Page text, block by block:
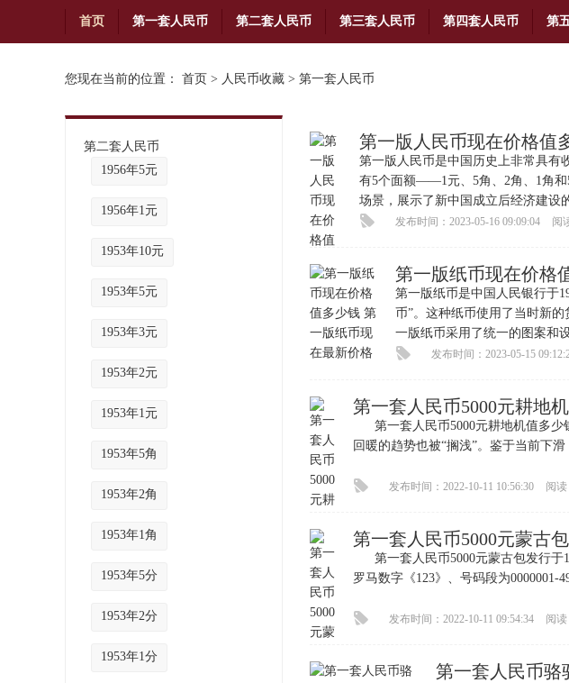
首页 第一套人民币 第二套人民币 第三套人民币 第四套人民币 第
铜币
您现在当前的位置： 首页 > 人民币收藏 > 第一套人民币
第二套人民币
1956年5元
1956年1元
1953年10元
1953年5元
1953年3元
1953年2元
1953年1元
1953年5角
1953年2角
1953年1角
1953年5分
1953年2分
1953年1分
第一版人民币现在价格值
第一版人民币是中国历史上非常具有
有5个面额——1元、5角、2角、1角
场景，展示了新中国成立后经济建设
发布时间：2023-05-16 09:09:04 阅
第一版纸币现在价格
第一版纸币是中国人民银行于
币”。这种纸币使用了当时新
一版纸币采用了统一的图案和
发布时间：2023-05-15
第一套人民币5000元耕地
第一套人民币5000元耕地机值多少
回暖的趋势也被“搁浅”。鉴于当前下滑
发布时间：2022-10-11 10:56:30 阅
第一套人民币5000元蒙古
第一套人民币5000元蒙古包发行于
罗马数字《123》、号码段为0000001-
发布时间：2022-10-11 09:54:34 阅
第一套人民币骆